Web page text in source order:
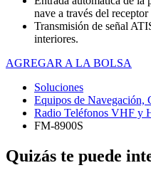
nave a través del
Transmisión de señal
interiores.
AGREGAR A LA BOLSA
Soluciones
Equipos de Navegación,
Radio Teléfonos VHF y
FM-8900S
Quizás te puede